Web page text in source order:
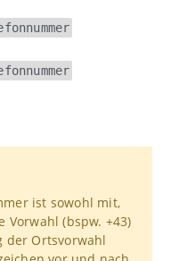
ist sowohl mit,
(bspw. +43)
der Ortsvorwahl